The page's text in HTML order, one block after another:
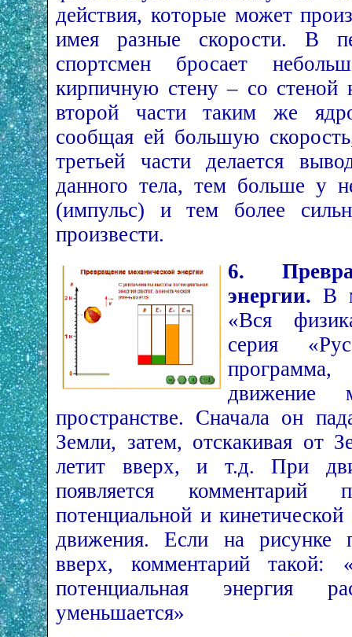
действия, которые может
имея разные скорости. В
спортсмен бросает
кирпичную стену – со стеной
второй части таким же
сообщая ей большую
третьей части делается
данного тела, тем больше у
(импульс) и тем более
произвести.
6.
энергии. В
«Вся
серия
движение
пространстве. Сначала он
Земли, затем, отскакивая от
летит вверх, и т.д. При
появляется
потенциальной и
движения. Если на рисунке
вверх, комментарий такой:
потенциальная энергия
уменьшается»